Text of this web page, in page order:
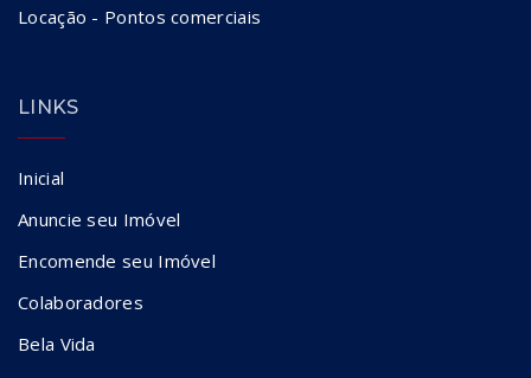
Locação - Pontos comerciais
LINKS
Inicial
Anuncie seu Imóvel
Encomende seu Imóvel
Colaboradores
Bela Vida